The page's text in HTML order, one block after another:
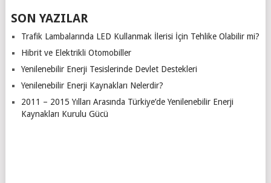
SON YAZILAR
Trafik Lambalarında LED Kullanmak İlerisi İçin Tehlike Olabilir mi?
Hibrit ve Elektrikli Otomobiller
Yenilenebilir Enerji Tesislerinde Devlet Destekleri
Yenilenebilir Enerji Kaynakları Nelerdir?
2011 – 2015 Yılları Arasında Türkiye’de Yenilenebilir Enerji
Kaynakları Kurulu Gücü